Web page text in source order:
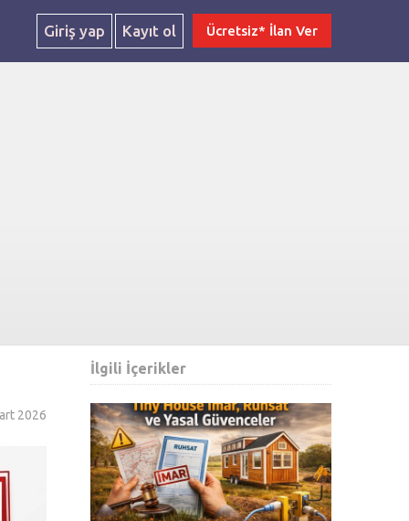
Giriş yap Kayıt ol Ücretsiz* İlan Ver
2026
İlgili İçerikler